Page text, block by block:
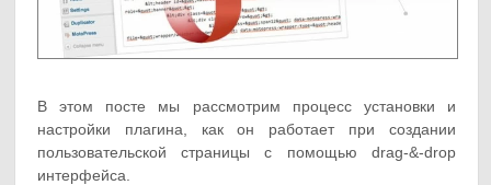
В этом посте мы рассмотрим процесс установки и
настройки плагина, как он работает при создании
пользовательской страницы с помощью drag-&-drop
интерфейса.